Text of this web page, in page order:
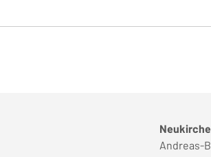
Andreas-